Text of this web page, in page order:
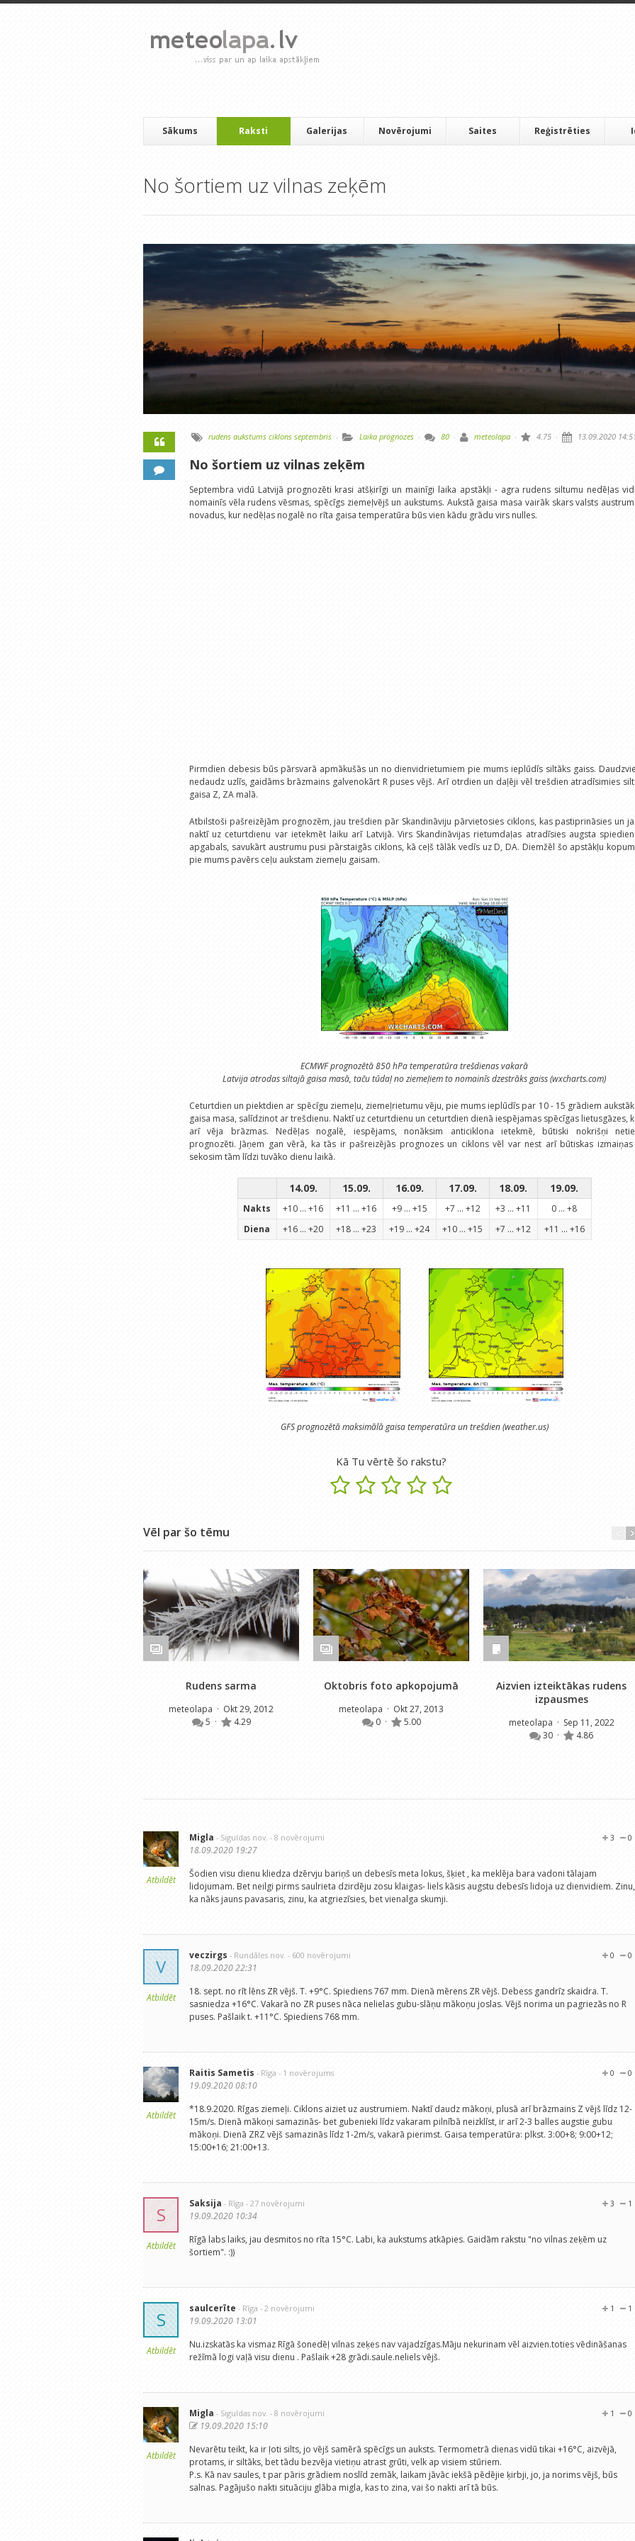
Sākums Raksti Galerijas Novērojumi Saites Reģistrēties
No šortiem uz vilnas zeķēm
rudens aukstums ciklons septembris · Laika prognozes · 80 · meteolapa · 4.75 · 13.09.2020
No šortiem uz vilnas zeķēm
Septembra vidū Latvijā prognozēti krasi atšķirīgi un mainīgi laika apstākļi - agra rudens siltumu nedēļas
nomainīs vēla rudens vēsmas, spēcīgs ziemeļvējš un aukstums. Aukstā gaisa masa vairāk skars valsts
novadus, kur nedēļas nogalē no rīta gaisa temperatūra būs vien kādu grādu virs nulles.
Pirmdien debesis būs pārsvarā apmākušās un no dienvidrietumiem pie mums ieplūdīs siltāks gaiss.
nedaudz uzlīs, gaidāms brāzmains galvenokārt R puses vējš. Arī otrdien un daļēji vēl trešdien atradīsimies
gaisa Z, ZA malā.
Atbilstoši pašreizējām prognozēm, jau trešdien pār Skandināviju pārvietosies ciklons, kas pastiprināsies un
naktī uz ceturtdienu var ietekmēt laiku arī Latvijā. Virs Skandināvijas rietumdaļas atradīsies augsta
apgabals, savukārt austrumu pusi pārstaigās ciklons, kā ceļš tālāk vedīs uz D, DA. Diemžēl šo apstākļu
pie mums pavērs ceļu aukstam ziemeļu gaisam.
ECMWF prognozētā 850 hPa temperatūra trešdienas vakarā
Latvija atrodas siltajā gaisa masā, taču tūdaļ no ziemeļiem to nomainīs dzestrāks gaiss (wxcharts.com)
Ceturtdien un piektdien ar spēcīgu ziemeļu, ziemeļrietumu vēju, pie mums ieplūdīs par 10 - 15 grādiem
gaisa masa, salīdzinot ar trešdienu. Naktī uz ceturtdienu un ceturtdien dienā iespējamas spēcīgas lietusgāzes,
arī vēja brāzmas. Nedēļas nogalē, iespējams, nonāksim anticiklona ietekmē, būtiski nokrišņi
prognozēti. Jāņem gan vērā, ka tās ir pašreizējās prognozes un ciklons vēl var nest arī būtiskas
sekosim tām līdzi tuvāko dienu laikā.
14.09. 15.09. 16.09. 17.09. 18.09. 19.09.
Nakts +10 ... +16 +11 ... +16 +9 ... +15 +7 ... +12 +3 ... +11
0 ... +8
Diena
+16 ... +20 +18 ... +23 +19 ... +24 +10 ... +15 +7 ... +12 +11 ... +16
GFS prognozētā maksimālā gaisa temperatūra un trešdien (weather.us)
Kā Tu vērtē šo rakstu?
Vēl par šo tēmu
Rudens sarma
meteolapa · Okt 29, 2012
5 · 4.29
Oktobris foto apkopojumā
meteolapa · Okt 27, 2013
0 · 5.00
Aizvien izteiktākas rudens
izpausmes
meteolapa · Sep 11, 2022
30 · 4.86
Atbildēt
Migla - Siguldas nov. - 8 novērojumi 0
3
18.09.2020 19:27
Šodien visu dienu kliedza dzērvju bariņš un debesīs meta lokus, šķiet , ka meklēja bara vadoni tālajam
lidojumam. Bet neilgi pirms saulrieta dzirdēju zosu klaigas- liels kāsis augstu debesīs lidoja uz dienvidiem. Zinu,
ka nāks jauns pavasaris, zinu, ka atgriezīsies, bet vienalga skumji.
V
Atbildēt
veczirgs - Rundāles nov. - 600 novērojumi 0
0
18.09.2020 22:31
18. sept. no rīt lēns ZR vējš. T. +9°C. Spiediens 767 mm. Dienā mērens ZR vējš. Debess gandrīz skaidra. T.
sasniedza +16°C. Vakarā no ZR puses nāca nelielas gubu-slāņu mākoņu joslas. Vējš norima un pagriezās no R
puses. Pašlaik t. +11°C. Spiediens 768 mm.
Atbildēt
Raitis Sametis - Rīga - 1 novērojums 0
0
19.09.2020 08:10
*18.9.2020. Rīgas ziemeļi. Ciklons aiziet uz austrumiem. Naktī daudz mākoņi, plusā arī brāzmains Z vējš līdz 12-
15m/s. Dienā mākoņi samazinās- bet gubenieki līdz vakaram pilnībā neizklīst, ir arī 2-3 balles augstie gubu
mākoņi. Dienā ZRZ vējš samazinās līdz 1-2m/s, vakarā pierimst. Gaisa temperatūra: plkst. 3:00+8; 9:00+12;
15:00+16; 21:00+13.
S
Atbildēt
Saksija - Rīga - 27 novērojumi 1
3
19.09.2020 10:34
Rīgā labs laiks, jau desmitos no rīta 15°C. Labi, ka aukstums atkāpies. Gaidām rakstu "no vilnas zeķēm uz
šortiem". :))
S
Atbildēt
saulcerīte - Rīga - 2 novērojumi 1
1
19.09.2020 13:01
Nu.izskatās ka vismaz Rīgā šonedēļ vilnas zeķes nav vajadzīgas.Māju nekurinam vēl aizvien.toties vēdināšanas
režīmā logi vaļā visu dienu . Pašlaik +28 grādi.saule.neliels vējš.
Atbildēt
Migla - Siguldas nov. - 8 novērojumi 0
1
19.09.2020 15:10
Nevarētu teikt, ka ir ļoti silts, jo vējš samērā spēcīgs un auksts. Termometrā dienas vidū tikai +16°C, aizvējā,
protams, ir siltāks, bet tādu bezvēja vietiņu atrast grūti, velk ap visiem stūriem.
P.s. Kā nav saules, t par pāris grādiem noslīd zemāk, laikam jāvāc iekšā pēdējie ķirbji, jo, ja norims vējš, būs
salnas. Pagājušo nakti situāciju glāba migla, kas to zina, vai šo nakti arī tā būs.